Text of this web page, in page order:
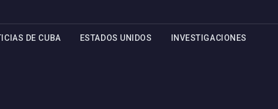
DE CUBA ESTADOS UNIDOS INVESTIGACIONES